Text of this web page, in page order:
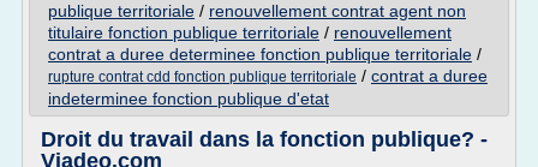
publique territoriale / renouvellement contrat agent non
titulaire fonction publique territoriale / renouvellement
contrat a duree determinee fonction publique territoriale /
rupture contrat cdd fonction publique territoriale / contrat a duree
indeterminee fonction publique d'etat
Droit du travail dans la fonction publique? -
Viadeo.com